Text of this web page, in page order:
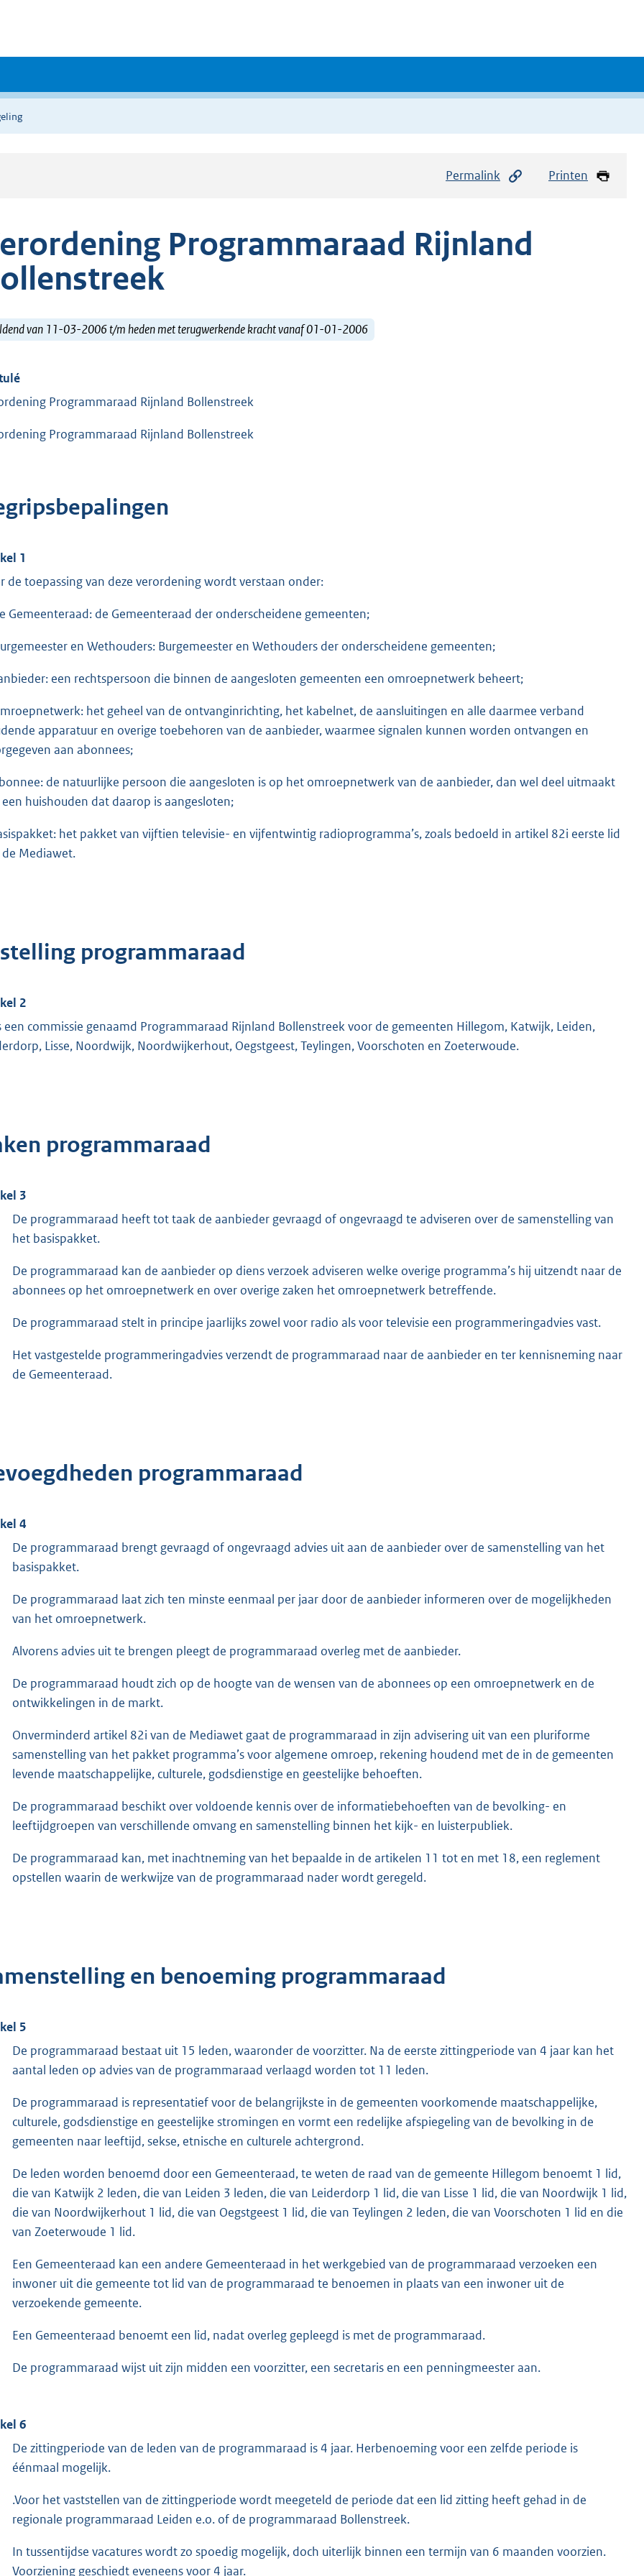
Permalink Printen
Programmaraad Rijnland
van 11-03-2006 t/m heden met terugwerkende kracht vanaf 01-01-2006
Programmaraad Rijnland Bollenstreek
Programmaraad Rijnland Bollenstreek
1
de toepassing van deze verordening wordt verstaan onder:
Gemeenteraad: de Gemeenteraad der onderscheidene gemeenten;
en Wethouders: Burgemeester en Wethouders der onderscheidene gemeenten;
een rechtspersoon die binnen de aangesloten gemeenten een omroepnetwerk beheert;
het geheel van de ontvanginrichting, het kabelnet, de aansluitingen en alle daarmee verband
apparatuur en overige toebehoren van de aanbieder, waarmee signalen kunnen worden ontvangen en
aan abonnees;
de natuurlijke persoon die aangesloten is op het omroepnetwerk van de aanbieder, dan wel deel uitmaakt
huishouden dat daarop is aangesloten;
het pakket van vijftien televisie- en vijfentwintig radioprogramma’s, zoals bedoeld in artikel 82i eerste lid
Mediawet.
programmaraad
2
een commissie genaamd Programmaraad Rijnland Bollenstreek voor de gemeenten Hillegom, Katwijk, Leiden,
Lisse, Noordwijk, Noordwijkerhout, Oegstgeest, Teylingen, Voorschoten en Zoeterwoude.
programmaraad
3
De programmaraad heeft tot taak de aanbieder gevraagd of ongevraagd te adviseren over de samenstelling van
het basispakket.
De programmaraad kan de aanbieder op diens verzoek adviseren welke overige programma’s hij uitzendt naar de
abonnees op het omroepnetwerk en over overige zaken het omroepnetwerk betreffende.
De programmaraad stelt in principe jaarlijks zowel voor radio als voor televisie een programmeringadvies vast.
Het vastgestelde programmeringadvies verzendt de programmaraad naar de aanbieder en ter kennisneming naar
de Gemeenteraad.
programmaraad
4
De programmaraad brengt gevraagd of ongevraagd advies uit aan de aanbieder over de samenstelling van het
basispakket.
De programmaraad laat zich ten minste eenmaal per jaar door de aanbieder informeren over de mogelijkheden
van het omroepnetwerk.
Alvorens advies uit te brengen pleegt de programmaraad overleg met de aanbieder.
De programmaraad houdt zich op de hoogte van de wensen van de abonnees op een omroepnetwerk en de
ontwikkelingen in de markt.
Onverminderd artikel 82i van de Mediawet gaat de programmaraad in zijn advisering uit van een pluriforme
samenstelling van het pakket programma’s voor algemene omroep, rekening houdend met de in de gemeenten
levende maatschappelijke, culturele, godsdienstige en geestelijke behoeften.
De programmaraad beschikt over voldoende kennis over de informatiebehoeften van de bevolking- en
leeftijdgroepen van verschillende omvang en samenstelling binnen het kijk- en luisterpubliek.
De programmaraad kan, met inachtneming van het bepaalde in de artikelen 11 tot en met 18, een reglement
opstellen waarin de werkwijze van de programmaraad nader wordt geregeld.
en benoeming programmaraad
5
De programmaraad bestaat uit 15 leden, waaronder de voorzitter. Na de eerste zittingperiode van 4 jaar kan het
aantal leden op advies van de programmaraad verlaagd worden tot 11 leden.
De programmaraad is representatief voor de belangrijkste in de gemeenten voorkomende maatschappelijke,
culturele, godsdienstige en geestelijke stromingen en vormt een redelijke afspiegeling van de bevolking in de
gemeenten naar leeftijd, sekse, etnische en culturele achtergrond.
De leden worden benoemd door een Gemeenteraad, te weten de raad van de gemeente Hillegom benoemt 1 lid,
die van Katwijk 2 leden, die van Leiden 3 leden, die van Leiderdorp 1 lid, die van Lisse 1 lid, die van Noordwijk 1 lid,
die van Noordwijkerhout 1 lid, die van Oegstgeest 1 lid, die van Teylingen 2 leden, die van Voorschoten 1 lid en die
van Zoeterwoude 1 lid.
Een Gemeenteraad kan een andere Gemeenteraad in het werkgebied van de programmaraad verzoeken een
inwoner uit die gemeente tot lid van de programmaraad te benoemen in plaats van een inwoner uit de
verzoekende gemeente.
Een Gemeenteraad benoemt een lid, nadat overleg gepleegd is met de programmaraad.
De programmaraad wijst uit zijn midden een voorzitter, een secretaris en een penningmeester aan.
6
De zittingperiode van de leden van de programmaraad is 4 jaar. Herbenoeming voor een zelfde periode is
éénmaal mogelijk.
.Voor het vaststellen van de zittingperiode wordt meegeteld de periode dat een lid zitting heeft gehad in de
regionale programmaraad Leiden e.o. of de programmaraad Bollenstreek.
In tussentijdse vacatures wordt zo spoedig mogelijk, doch uiterlijk binnen een termijn van 6 maanden voorzien.
Voorziening geschiedt eveneens voor 4 jaar.